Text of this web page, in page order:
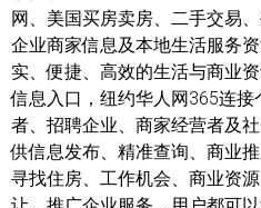
网、美国买房卖房、二手交易
企业商家信息及本地生活服务
实、便捷、高效的生活与商业
信息入口，纽约华人网365连
者、招聘企业、商家经营者及
供信息发布、精准查询、商业
寻找住房、工作机会、商业资